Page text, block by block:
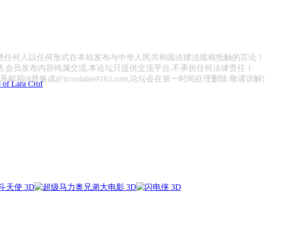
Lara Crof
何人以任何形式在本站发布与中华人民共和国法律法规相抵触的言论！
会员发布内容纯属交流,本论坛只提供交流平台,不承担任何法律责任！
邮箱(#替换成@):coolalias#163.com,论坛会在第一时间处理删除,敬请谅解!